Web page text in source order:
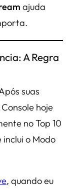
ajuda
A Regra
suas
hoje
no Top 10
inclui o Modo
, quando eu